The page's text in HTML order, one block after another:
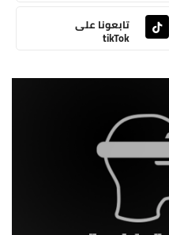
تابعونا على
tikTok